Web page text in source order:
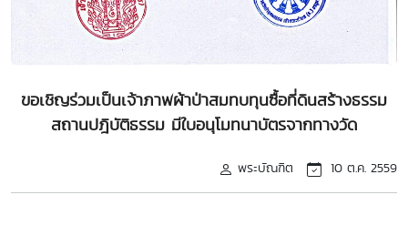
ขอเชิญร่วมเป็นเจ้าภาพผ้าป่าสมทบทุนซื้อที่ดินสร้างธรรม
สถานปฎิบัติธรรม มีใบอนุโมทนาบัตรจากทางวัด
พระบัณฑิต 10 ต.ค. 2559